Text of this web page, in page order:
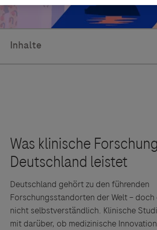
Deutschland gehört zu den führenden
Forschungsstandorten der Welt –
nicht selbstverständlich. Klinische
mit darüber, ob medizinische